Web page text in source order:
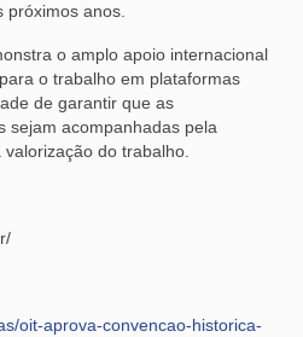
próximos anos.
o amplo apoio internacional
o trabalho em plataformas
de garantir que as
sejam acompanhadas pela
do trabalho.
oit-aprova-convencao-historica-